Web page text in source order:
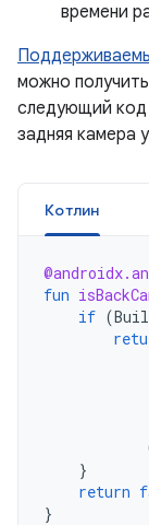
времени
можно
следующий код
задняя камера
Котлин
fun
if (
}
return
}